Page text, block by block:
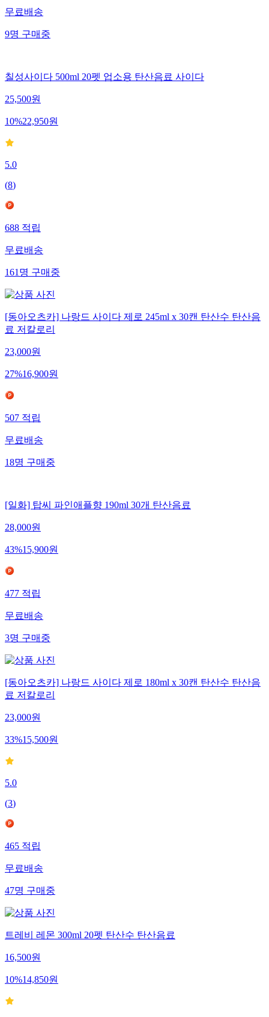
무료배송
9명 구매중
칠성사이다 500ml 20펫 업소용 탄산음료 사이다
25,500원
10%22,950원
5.0
(8)
688 적립
무료배송
161 명 구매중
[동아오츠카] 나랑드 사이다 제로 245ml x 30캔 탄산수 탄산음
료 저칼로리
23,000원
27%16,900원
507 적립
무료배송
18명 구매중
[일화] 탑씨 파인애플향 190ml 30개 탄산음료
28,000원
43%15,900원
477 적립
무료배송
3명 구매중
[동아오츠카] 나랑드 사이다 제로 180ml x 30캔 탄산수 탄산음
료 저칼로리
23,000원
33%15,500원
5.0
(3)
465 적립
무료배송
47명 구매중
트레비 레몬 300ml 20펫 탄산수 탄산음료
16,500원
10%14,850원